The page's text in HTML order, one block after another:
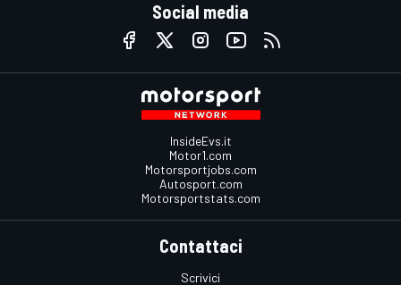
Social media
InsideEvs.it
Motor1.com
Motorsportjobs.com
Autosport.com
Motorsportstats.com
Contattaci
Scrivici